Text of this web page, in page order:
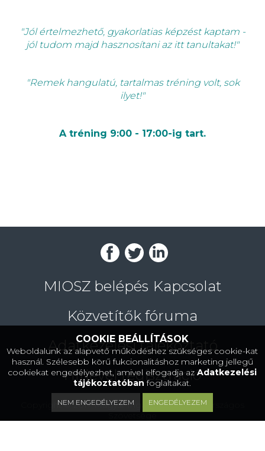
"Jól értelmezhető, gyakorlatias képzést kaptam -
jól tudom majd hasznosítani az itt tanultakat!"
"Remek hangulatú, tartalmas tréning volt, sok
ilyet!"
A tréning 9:00 - 17:00-ig tart.
MIOSZ belépés Kapcsolat
Közvetítők fóruma
Adatkezelési tájékoztató
Hírlevél regisztráció
Copyright © 2017 Magyar Ingatlanközvetítők Országos
Szövetsége
COOKIE BEÁLLÍTÁSOK
Weboldalunk az alapvető működéshez szükséges cookie-kat
használ. Szélesebb körű fukcionalitáshoz marketing jellegű
cookiekat engedélyezhet, amivel elfogadja azAdatkezelési
tájékoztatóban foglaltakat.
NEM ENGEDÉLYEZEM ENGEDÉLYEZEM